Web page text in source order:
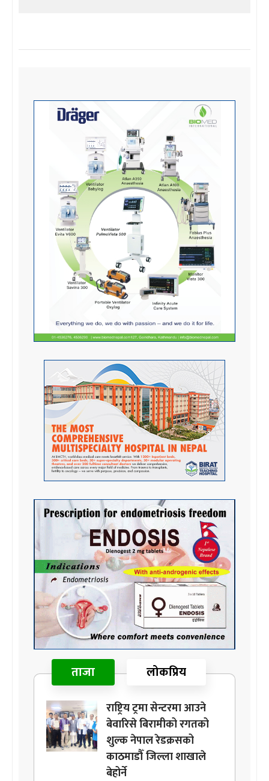
ताजा लोकप्रिय
राष्ट्रिय ट्रमा सेन्टरमा आउने
बेवारिसे बिरामीको रगतको
शुल्क नेपाल रेडक्रसको
काठमाडौँ जिल्ला शाखाले
बेहोर्ने